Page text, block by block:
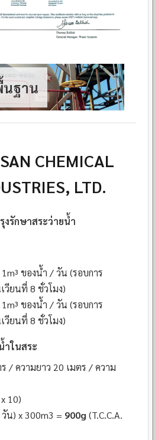
นฐาน
CHEMICAL
LTD.
งรักษาสระว่ายน้ำ
ของน้ำ / วัน (รอบการ
วียนที่ 8 ชั่วโมง)
ของน้ำ / วัน (รอบการ
วียนที่ 8 ชั่วโมง)
ในสระ
/ ความยาว 20 เมตร / ความ
10)
วัน) x 300m3 = 900g (T.C.C.A.